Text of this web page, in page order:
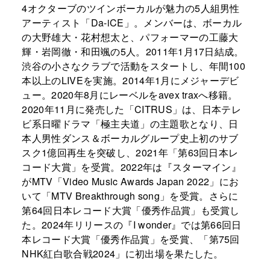
4オクターブのツインボーカルが魅力の5人組男性
アーティスト「Da-iCE」。メンバーは、ボーカル
の大野雄大・花村想太と、パフォーマーの工藤大
輝・岩岡徹・和田颯の5人。2011年1月17日結成。
渋谷の小さなクラブで活動をスタートし、年間100
本以上のLIVEを実施。2014年1月にメジャーデビ
ュー。2020年8月にレーベルをavex traxへ移籍。
2020年11月に発売した「CITRUS」は、日本テレ
ビ系日曜ドラマ「極主夫道」の主題歌となり、日
本人男性ダンス＆ボーカルグループ史上初のサブ
スク1億回再生を突破し、2021年「第63回日本レ
コード大賞」を受賞。2022年は『スターマイン』
がMTV「Video Music Awards Japan 2022」にお
いて「MTV Breakthrough song」を受賞。さらに
第64回日本レコード大賞「優秀作品賞」も受賞し
た。2024年リリースの『I wonder』では第66回日
本レコード大賞「優秀作品賞」を受賞、「第75回
NHK紅白歌合戦2024」に初出場を果たした。